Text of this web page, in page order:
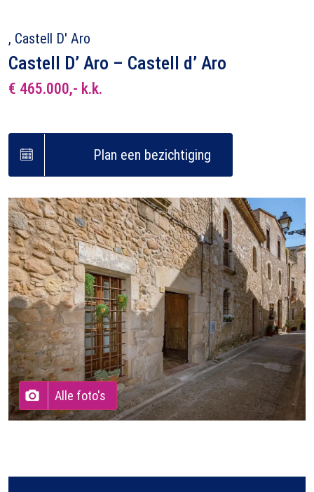
, Castell D' Aro
Castell D’ Aro – Castell d’ Aro
€ 465.000,- k.k.
Plan een bezichtiging
Alle foto's